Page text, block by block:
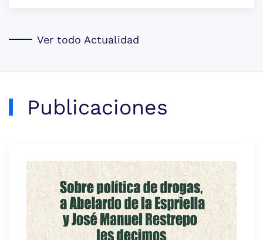
Ver todo Actualidad
Publicaciones